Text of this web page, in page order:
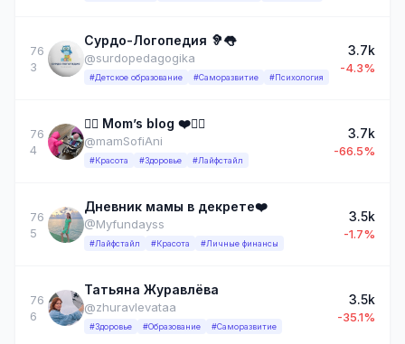
76
3
Сурдо-Логопедия 🦻👅
@surdopedagogika
#Детское образование #Саморазвитие #Психология
3.7k
-4.3%
76
4
❤️‍🔥 Mom’s blog ❤️❤️‍🔥
@mamSofiAni
#Красота #Здоровье #Лайфстайл
3.7k
-66.5%
76
5
Дневник мамы в декрете❤️
@Myfundayss
#Лайфстайл #Красота #Личные финансы
3.5k
-1.7%
76
6
Татьяна Журавлёва
@zhuravlevataa
#Здоровье #Образование #Саморазвитие
3.5k
-35.1%